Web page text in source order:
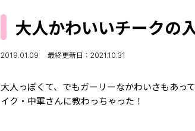
大人かわいいチークの
2019.01.09 最終更新日：2021.10.31
大人っぽくて、でもガーリーなかわいさもあっ
イク・中軍さんに教わっちゃった！